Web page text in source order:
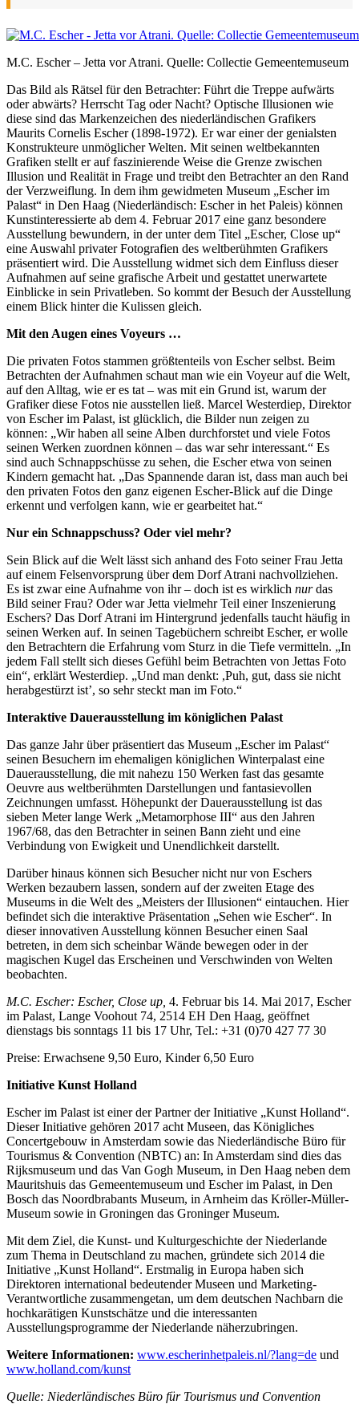
M.C. Escher – Jetta vor Atrani. Quelle: Collectie Gemeentemuseum
Das Bild als Rätsel für den Betrachter: Führt die Treppe aufwärts
oder abwärts? Herrscht Tag oder Nacht? Optische Illusionen wie
diese sind das Markenzeichen des niederländischen Grafikers
Maurits Cornelis Escher (1898-1972). Er war einer der genialsten
Konstrukteure unmöglicher Welten. Mit seinen weltbekannten
Grafiken stellt er auf faszinierende Weise die Grenze zwischen
Illusion und Realität in Frage und treibt den Betrachter an den Rand
der Verzweiflung. In dem ihm gewidmeten Museum „Escher im
Palast“ in Den Haag (Niederländisch: Escher in het Paleis) können
Kunstinteressierte ab dem 4. Februar 2017 eine ganz besondere
Ausstellung bewundern, in der unter dem Titel „Escher, Close up“
eine Auswahl privater Fotografien des weltberühmten Grafikers
präsentiert wird. Die Ausstellung widmet sich dem Einfluss dieser
Aufnahmen auf seine grafische Arbeit und gestattet unerwartete
Einblicke in sein Privatleben. So kommt der Besuch der Ausstellung
einem Blick hinter die Kulissen gleich.
Mit den Augen eines Voyeurs …
Die privaten Fotos stammen größtenteils von Escher selbst. Beim
Betrachten der Aufnahmen schaut man wie ein Voyeur auf die Welt,
auf den Alltag, wie er es tat – was mit ein Grund ist, warum der
Grafiker diese Fotos nie ausstellen ließ. Marcel Westerdiep, Direktor
von Escher im Palast, ist glücklich, die Bilder nun zeigen zu
können: „Wir haben all seine Alben durchforstet und viele Fotos
seinen Werken zuordnen können – das war sehr interessant.“ Es
sind auch Schnappschüsse zu sehen, die Escher etwa von seinen
Kindern gemacht hat. „Das Spannende daran ist, dass man auch bei
den privaten Fotos den ganz eigenen Escher-Blick auf die Dinge
erkennt und verfolgen kann, wie er gearbeitet hat.“
Nur ein Schnappschuss? Oder viel mehr?
Sein Blick auf die Welt lässt sich anhand des Foto seiner Frau Jetta
auf einem Felsenvorsprung über dem Dorf Atrani nachvollziehen.
Es ist zwar eine Aufnahme von ihr – doch ist es wirklich nurdas
Bild seiner Frau? Oder war Jetta vielmehr Teil einer Inszenierung
Eschers? Das Dorf Atrani im Hintergrund jedenfalls taucht häufig in
seinen Werken auf. In seinen Tagebüchern schreibt Escher, er wolle
den Betrachtern die Erfahrung vom Sturz in die Tiefe vermitteln. „In
jedem Fall stellt sich dieses Gefühl beim Betrachten von Jettas Foto
ein“, erklärt Westerdiep. „Und man denkt: ,Puh, gut, dass sie nicht
herabgestürzt ist’, so sehr steckt man im Foto.“
Interaktive Dauerausstellung im königlichen Palast
Das ganze Jahr über präsentiert das Museum „Escher im Palast“
seinen Besuchern im ehemaligen königlichen Winterpalast eine
Dauerausstellung, die mit nahezu 150 Werken fast das gesamte
Oeuvre aus weltberühmten Darstellungen und fantasievollen
Zeichnungen umfasst. Höhepunkt der Dauerausstellung ist das
sieben Meter lange Werk „Metamorphose III“ aus den Jahren
1967/68, das den Betrachter in seinen Bann zieht und eine
Verbindung von Ewigkeit und Unendlichkeit darstellt.
Darüber hinaus können sich Besucher nicht nur von Eschers
Werken bezaubern lassen, sondern auf der zweiten Etage des
Museums in die Welt des „Meisters der Illusionen“ eintauchen. Hier
befindet sich die interaktive Präsentation „Sehen wie Escher“. In
dieser innovativen Ausstellung können Besucher einen Saal
betreten, in dem sich scheinbar Wände bewegen oder in der
magischen Kugel das Erscheinen und Verschwinden von Welten
beobachten.
M.C. Escher: Escher, Close up, 4. Februar bis 14. Mai 2017, Escher
im Palast, Lange Voohout 74, 2514 EH Den Haag, geöffnet
dienstags bis sonntags 11 bis 17 Uhr, Tel.: +31 (0)70 427 77 30
Preise: Erwachsene 9,50 Euro, Kinder 6,50 Euro
Initiative Kunst Holland
Escher im Palast ist einer der Partner der Initiative „Kunst Holland“.
Dieser Initiative gehören 2017 acht Museen, das Königliches
Concertgebouw in Amsterdam sowie das Niederländische Büro für
Tourismus & Convention (NBTC) an: In Amsterdam sind dies das
Rijksmuseum und das Van Gogh Museum, in Den Haag neben dem
Mauritshuis das Gemeentemuseum und Escher im Palast, in Den
Bosch das Noordbrabants Museum, in Arnheim das Kröller-Müller-
Museum sowie in Groningen das Groninger Museum.
Mit dem Ziel, die Kunst- und Kulturgeschichte der Niederlande
zum Thema in Deutschland zu machen, gründete sich 2014 die
Initiative „Kunst Holland“. Erstmalig in Europa haben sich
Direktoren international bedeutender Museen und Marketing-
Verantwortliche zusammengetan, um dem deutschen Nachbarn die
hochkarätigen Kunstschätze und die interessanten
Ausstellungsprogramme der Niederlande näherzubringen.
Weitere Informationen: www.escherinhetpaleis.nl/?lang=de und
www.holland.com/kunst
Quelle: Niederländisches Büro für Tourismus und Convention